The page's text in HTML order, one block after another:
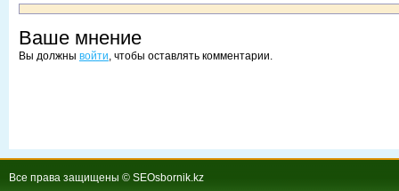
Ваше мнение
Вы должны войти, чтобы оставлять комментарии.
Все права защищены © SEOsbornik.kz